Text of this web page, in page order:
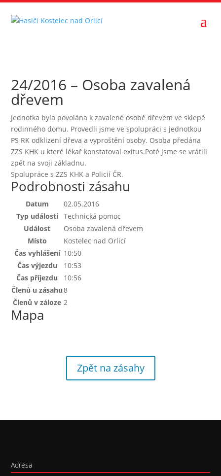
24/2016 – Osoba zavalená
dřevem
Jednotka byla povolána k zavalené osobě dřevem ve sklepě
rodinného domu. Provedli jsme ve spolupráci s jednotkou
PS RK odklizení dřeva a vyproštění osoby. Osoba předána
ZZS KHK u které lékař konstatoval exitus.Poté jsme se vrátili
zpět na svoji základnu.
Spolupráce s ZZS KHK a Policií ČR.
Podrobnosti zásahu
Datum
02.05.2016
Typ události
Technická pomoc
Událost
Osoba zavalená dřevem
Místo
Kostelec nad Orlicí
Čas vyhlášení 10:50
Čas výjezdu
10:53
Čas příjezdu
10:56
Členů u zásahu8
Členů v záloze 2
Mapa
Zpět na zásahy
Adresa